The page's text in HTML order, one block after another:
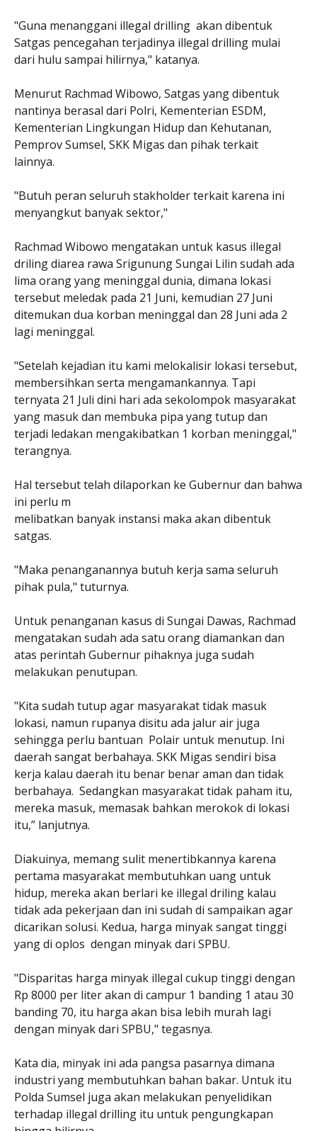
"Guna menanggani illegal drilling akan dibentuk
Satgas pencegahan terjadinya illegal drilling mulai
dari hulu sampai hilirnya," katanya.
Menurut Rachmad Wibowo, Satgas yang dibentuk
nantinya berasal dari Polri, Kementerian ESDM,
Kementerian Lingkungan Hidup dan Kehutanan,
Pemprov Sumsel, SKK Migas dan pihak terkait
lainnya.
"Butuh peran seluruh stakholder terkait karena ini
menyangkut banyak sektor,"
Rachmad Wibowo mengatakan untuk kasus illegal
driling diarea rawa Srigunung Sungai Lilin sudah ada
lima orang yang meninggal dunia, dimana lokasi
tersebut meledak pada 21 Juni, kemudian 27 Juni
ditemukan dua korban meninggal dan 28 Juni ada 2
lagi meninggal.
"Setelah kejadian itu kami melokalisir lokasi tersebut,
membersihkan serta mengamankannya. Tapi
ternyata 21 Juli dini hari ada sekolompok masyarakat
yang masuk dan membuka pipa yang tutup dan
terjadi ledakan mengakibatkan 1 korban meninggal,"
terangnya.
Hal tersebut telah dilaporkan ke Gubernur dan bahwa
ini perlu m
melibatkan banyak instansi maka akan dibentuk
satgas.
"Maka penanganannya butuh kerja sama seluruh
pihak pula," tuturnya.
Untuk penanganan kasus di Sungai Dawas, Rachmad
mengatakan sudah ada satu orang diamankan dan
atas perintah Gubernur pihaknya juga sudah
melakukan penutupan.
"Kita sudah tutup agar masyarakat tidak masuk
lokasi, namun rupanya disitu ada jalur air juga
sehingga perlu bantuan Polair untuk menutup. Ini
daerah sangat berbahaya. SKK Migas sendiri bisa
kerja kalau daerah itu benar benar aman dan tidak
berbahaya. Sedangkan masyarakat tidak paham itu,
mereka masuk, memasak bahkan merokok di lokasi
itu,” lanjutnya.
Diakuinya, memang sulit menertibkannya karena
pertama masyarakat membutuhkan uang untuk
hidup, mereka akan berlari ke illegal driling kalau
tidak ada pekerjaan dan ini sudah di sampaikan agar
dicarikan solusi. Kedua, harga minyak sangat tinggi
yang di oplos dengan minyak dari SPBU.
"Disparitas harga minyak illegal cukup tinggi dengan
Rp 8000 per liter akan di campur 1 banding 1 atau 30
banding 70, itu harga akan bisa lebih murah lagi
dengan minyak dari SPBU," tegasnya.
Kata dia, minyak ini ada pangsa pasarnya dimana
industri yang membutuhkan bahan bakar. Untuk itu
Polda Sumsel juga akan melakukan penyelidikan
terhadap illegal drilling itu untuk pengungkapan